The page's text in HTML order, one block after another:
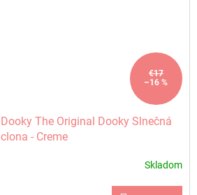
€17
–16 %
Dooky The Original Dooky Slnečná
clona - Creme
Skladom